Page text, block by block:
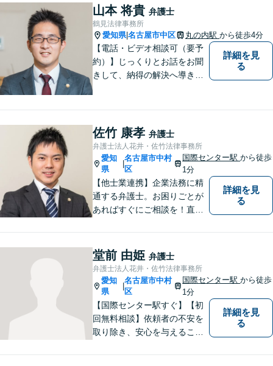
談ください。皆様の明るい未
来のため、日々精進して参り
ます。
山本 将貴 弁護士
鶴見法律事務所
愛知県|名古屋市中区 丸の内駅 から徒歩4分
【電話・ビデオ相談可（要予
約）】じっくりとお話をお聞
きして、納得の解決へ導きま
詳細を見
る
佐竹 康孝 弁護士
弁護士法人花井・佐竹法律事務所
愛知
県
名古屋市中村
区
国際センター駅から徒歩
1分
【他士業連携】企業法務に精
通する弁護士。お困りごとが
あればすぐにご相談を！直面
い未来へと導きます。既存事
務所には無いリーガルサービ
スを提供したいという思い
で、日々挑戦してまいりま
す。【土日夜間対応】
詳細を見
る
堂前 由姫 弁護士
弁護士法人花井・佐竹法律事務所
愛知
県
名古屋市中村
区
国際センター駅から徒歩
1分
【国際センター駅すぐ】【初
回無料相談】依頼者の不安を
取り除き、安心を与えること
決別と新しい出発のお手伝い
詳細を見
る